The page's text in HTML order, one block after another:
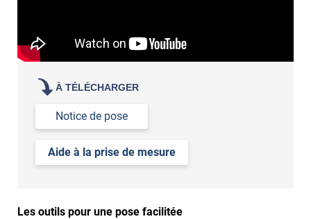
À TÉLÉCHARGER
Notice de pose
Aide à la prise de mesure
Les outils pour une pose facilitée